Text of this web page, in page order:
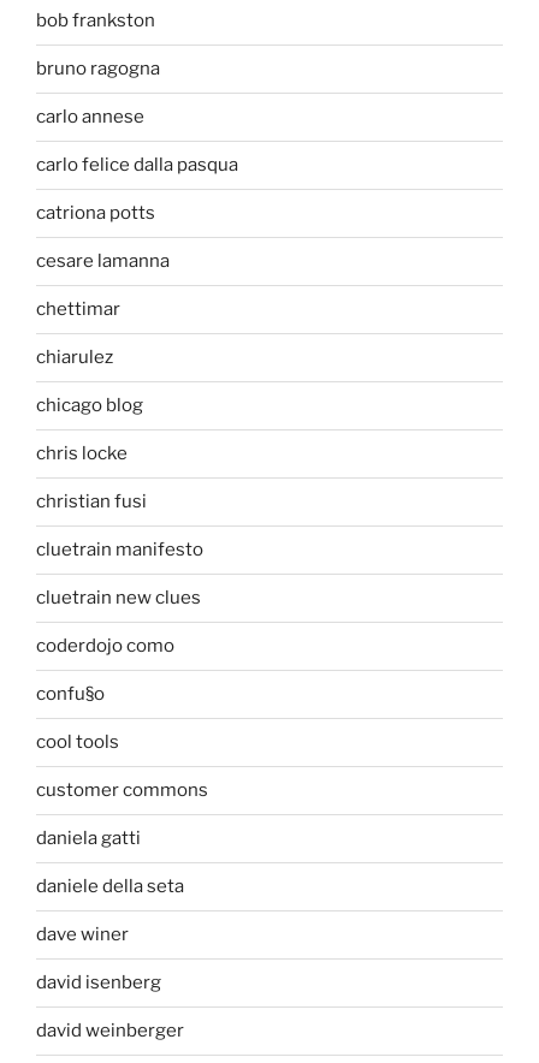
bob frankston
bruno ragogna
carlo annese
carlo felice dalla pasqua
catriona potts
cesare lamanna
chettimar
chiarulez
chicago blog
chris locke
christian fusi
cluetrain manifesto
cluetrain new clues
coderdojo como
confu§o
cool tools
customer commons
daniela gatti
daniele della seta
dave winer
david isenberg
david weinberger